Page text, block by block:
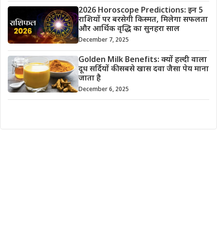
2026 Horoscope Predictions: इन 5
राशियों पर बरसेगी किस्मत, मिलेगा सफलता
और आर्थिक वृद्धि का सुनहरा साल
December 7, 2025
Golden Milk Benefits: क्यों हल्दी वाला
दूध सर्दियों की सबसे खास दवा जैसा पेय माना
जाता है
December 6, 2025